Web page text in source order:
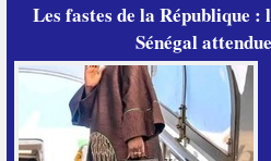
Les fastes de la République
Sénégal